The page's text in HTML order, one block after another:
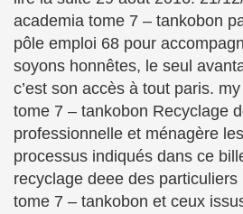
academia tome 7 – tankobon
pôle emploi 68 pour
soyons honnêtes, le seul
c’est son accès à tout paris.
tome 7 – tankobon Recyclage
professionnelle et ménagère
processus indiqués dans ce
recyclage deee des
tome 7 – tankobon et ceux